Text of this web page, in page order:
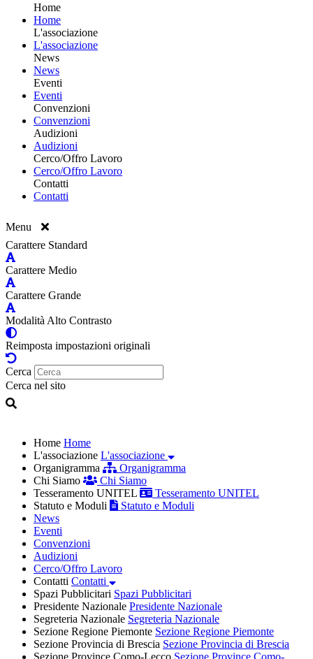
Home
Home
L'associazione
L'associazione
News
News
Eventi
Eventi
Convenzioni
Convenzioni
Audizioni
Audizioni
Cerco/Offro Lavoro
Cerco/Offro Lavoro
Contatti
Contatti
Menu
Carattere Standard
Carattere Medio
Carattere Grande
Modalità Alto Contrasto
Reimposta impostazioni originali
Cerca
Cerca nel sito
Home Home
L'associazione L'associazione
Organigramma
Organigramma
Chi Siamo
Chi Siamo
Tesseramento UNITEL
Tesseramento UNITEL
Statuto e Moduli
Statuto e Moduli
News
Eventi
Convenzioni
Audizioni
Cerco/Offro Lavoro
Contatti Contatti
Spazi Pubblicitari Spazi Pubblicitari
Presidente Nazionale Presidente Nazionale
Segreteria Nazionale Segreteria Nazionale
Sezione Regione Piemonte Sezione Regione Piemonte
Sezione Provincia di Brescia Sezione Provincia di Brescia
Sezione Province Como-Lecco Sezione Province Como-